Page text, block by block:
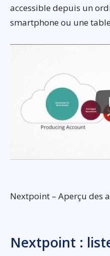
accessible depuis un
smartphone ou une
Nextpoint – Aperçu des
Nextpoint :